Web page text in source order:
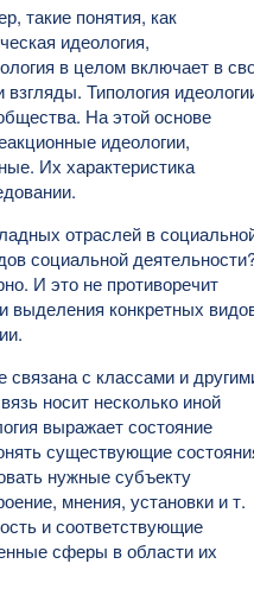
такие понятия, как
идеология,
в целом включает в
Типология
На этой основе
идеологии,
Их характеристика
отраслей в
социальной
И это не противоречит
выделения конкретных
с классами и
носит несколько иной
выражает состояние
существующие
нужные субъекту
мнения, установки и т.
и соответствующие
сферы в области их